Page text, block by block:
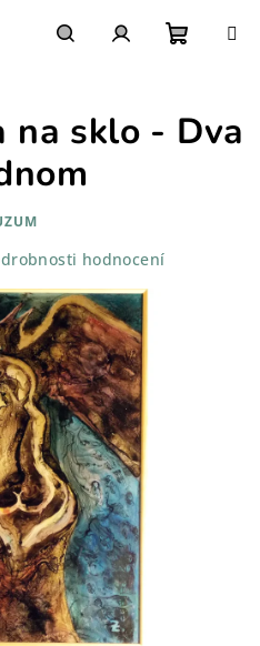
košík
na sklo - Dva
hodnocení